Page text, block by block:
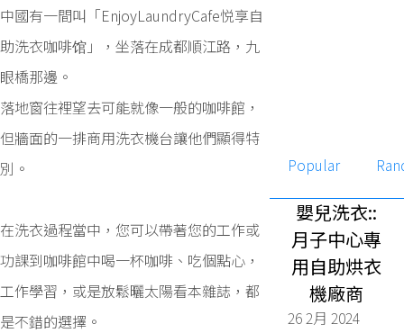
中國有一間叫「EnjoyLaundryCafe悦享自
助洗衣咖啡馆」，坐落在成都順江路，九
眼橋那邊。
落地窗往裡望去可能就像一般的咖啡館，
但牆面的一排商用洗衣機台讓他們顯得特
別。
在洗衣過程當中，您可以帶著您的工作或
功課到咖啡館中喝一杯咖啡、吃個點心，
工作學習，或是放鬆曬太陽看本雜誌，都
是不錯的選擇。
Popular
嬰兒洗衣::
月子中心專
用自助烘衣
機廠商
26 2月 2024